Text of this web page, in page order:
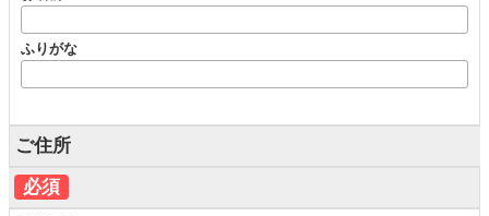
ふりがな
ご住所
必須